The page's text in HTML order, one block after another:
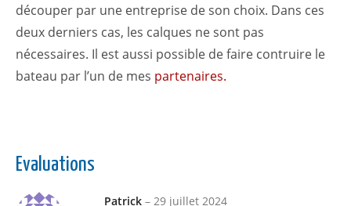
découper par une entreprise de son choix. Dans ces
deux derniers cas, les calques ne sont pas
nécessaires. Il est aussi possible de faire contruire le
bateau par l’un de mes partenaires.
Evaluations
Patrick – 29 juillet 2024